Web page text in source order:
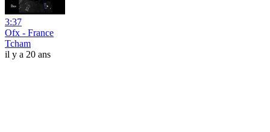
3:37
Ofx - France
Tcham
il y a 20 ans